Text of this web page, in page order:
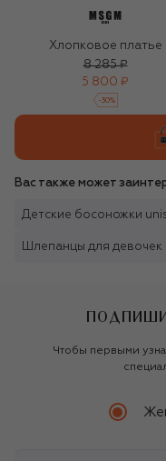
Хлопковое платье
8 285 ₽
5 800 ₽
-30%
Вас также может
Детские босоножки
Шлепанцы для девочек
Чтобы первыми